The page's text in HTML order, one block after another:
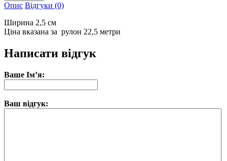
Опис Відгуки (0)
Ширина 2,5 см
Ціна вказана за рулон 22,5 метри
Написати відгук
Ваше Ім’я:
Ваш відгук: